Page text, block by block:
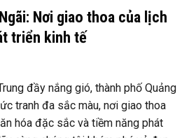
Nơi giao thoa của lịch
triển kinh tế
đầy nắng gió, thành phố Quảng
tranh đa sắc màu, nơi giao thoa
hóa đặc sắc và tiềm năng phát